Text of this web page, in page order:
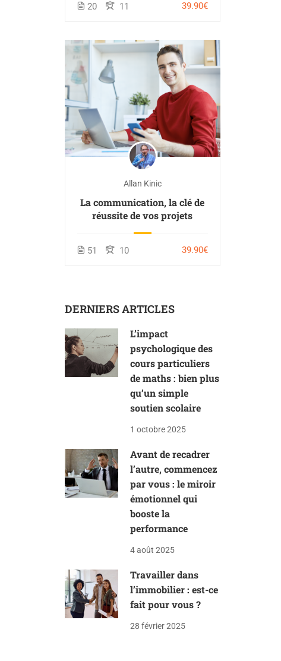
20 11 39.90€
Allan Kinic
La communication, la clé de
réussite de vos projets
51 10 39.90€
DERNIERS ARTICLES
L’impact
psychologique des
cours particuliers
de maths : bien plus
qu’un simple
soutien scolaire
1 octobre 2025
Avant de recadrer
l’autre, commencez
par vous : le miroir
émotionnel qui
booste la
performance
4 août 2025
Travailler dans
l’immobilier : est-ce
fait pour vous ?
28 février 2025